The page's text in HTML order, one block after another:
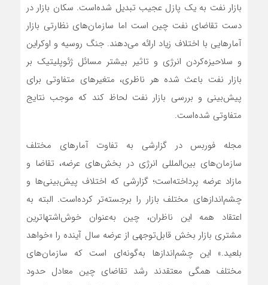
بازار نفت به یک پازل عجیب تبدیل شده‌‌‌‌‌است. سکان بازار در
دست تقاضای نفت چین است اما سازمان‌های نظارتی بازار
آمارهایی با اختلاف زیاد ارائه می‌دهند. جنگ روسیه و اوکراین
و سلاحیزه‌کردن انرژی و تاثیر بیشتر مسائل ژئوپلیتیک بر
بازار نفت باعث شده هر ناظری، متغیرهای متفاوتی برای
پیش‌بینی و بررسی بازار نفت لحاظ کند که موجب نتایج
متفاوتی شده‌‌‌‌‌است.
مجله فوربس در گزارشی به تفاوت آمارهای مختلف
سازمان‌های بین‌المللی انرژی در بخش‌های عرضه، تقاضا و
مازاد عرضه پرداخته‌‌‌‌‌است؛ گزارشی که اختلاف پیش‌بینی‌‌‌‌‌ها و
چشم‌‌‌‌‌اندازهای مختلف بازار را برجسته‌‌‌‌‌تر کرده‌است. البته به
اعتقاد همه این ناظران، چین به‌عنوان خوش‌‌‌‌‌اشتهاترین
مشتری بازار بخش قابل‌‌‌‌‌توجهی از عرضه سال آینده را «خواهد
بلعید.» این چشم‌‌‌‌‌اندازها به‌‌‌‌‌گونه‌‌‌‌‌ای است که سازمان‌های
مختلف همگی معتقدند رشد تقاضای چین معادل حدود